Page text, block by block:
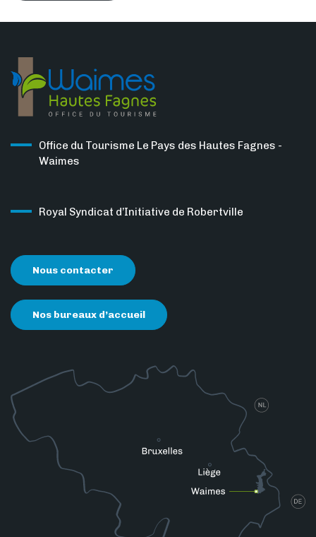
Office du Tourisme Le Pays des Hautes Fagnes -
Waimes
Royal Syndicat d’Initiative de Robertville
Nous contacter
Nos bureaux d’accueil